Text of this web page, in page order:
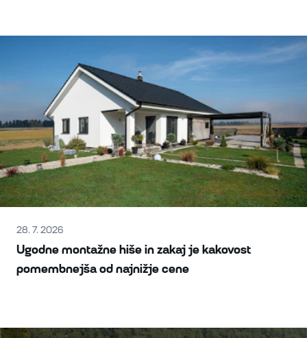
28. 7. 2026
Ugodne montažne hiše in zakaj je kakovost
pomembnejša od najnižje cene